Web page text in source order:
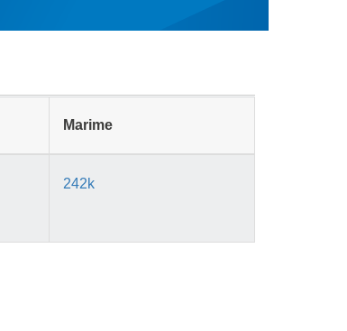
Marime
242k